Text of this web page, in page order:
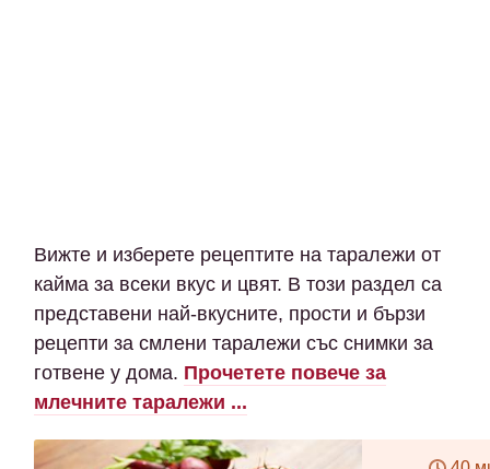
Вижте и изберете рецептите на таралежи от
кайма за всеки вкус и цвят. В този раздел са
представени най-вкусните, прости и бързи
рецепти за смлени таралежи със снимки за
готвене у дома. Прочетете повече за
млечните таралежи ...